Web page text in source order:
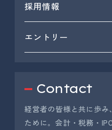
採用情報
エントリー
Contact
経営者の皆様と共に歩
ために。会計・税務・